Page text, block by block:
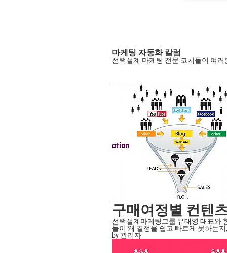
마케팅 자동화 칼럼
선택설계 마케팅 전문 코치들이 여
구매여정별 컨텐
선택설계마케팅그룹 유태영 대표와
들이 왜 결정을 쉽고 빠르게 못하는
by 관리자